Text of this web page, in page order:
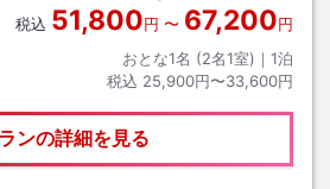
税込 51,800円 〜 67,200円
おとな1名 (2名1室)｜ 1泊
税込 25,900円〜33,600円
ンの詳細を見る